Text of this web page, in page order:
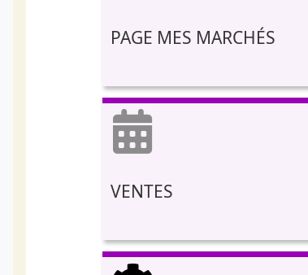
PAGE MES MARCHÉS
VENTES